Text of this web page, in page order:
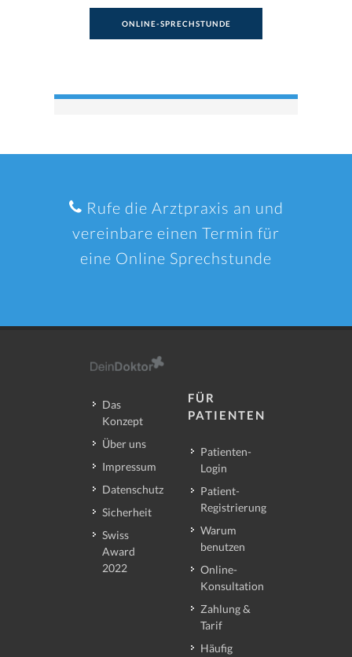
ONLINE-SPRECHSTUNDE
Rufe die Arztpraxis an und
vereinbare einen Termin für
eine Online Sprechstunde
Das
Konzept
Über uns
Impressum
Datenschutz
Sicherheit
Swiss
Award
2022
FÜR
PATIENTEN
Patienten-
Login
Patient-
Registrierung
Warum
benutzen
Online-
Konsultation
Zahlung &
Tarif
Häufig